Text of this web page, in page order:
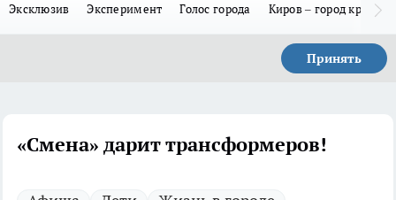
Эксклюзив Эксперимент Голос города Киров – город
Принять
«Смена» дарит трансформеров!